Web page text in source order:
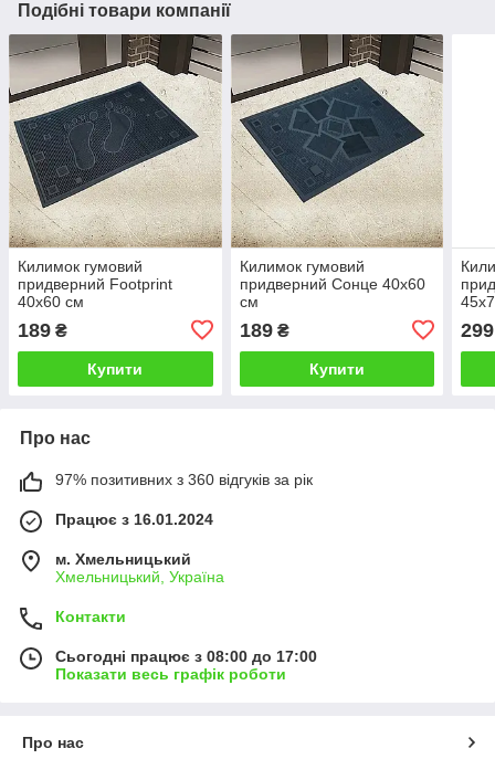
Подібні товари компанії
Килимок гумовий
придверний Footprint
40х60 см
189 ₴
Купити
Килимок гумовий
придверний Сонце 40х60
см
189₴
Купити
299
Про нас
97% позитивних з 360 відгуків за рік
Працює з 16.01.2024
м. Хмельницький
Хмельницький, Україна
Контакти
Сьогодні працює з 08:00 до 17:00
Показати весь графік роботи
Про нас